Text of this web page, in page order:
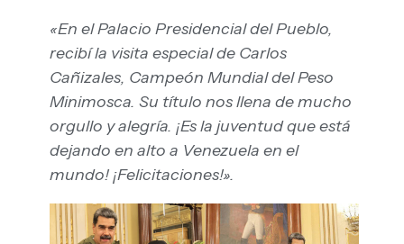
«En el Palacio Presidencial del Pueblo,
recibí la visita especial de Carlos
Cañizales, Campeón Mundial del Peso
Minimosca. Su título nos llena de mucho
orgullo y alegría. ¡Es la juventud que está
dejando en alto a Venezuela en el
mundo! ¡Felicitaciones!».